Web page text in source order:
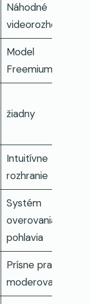
Náhodné
videorozhovory
Model
Freemium
žiadny
Intuitívne
rozhranie
Systém
overovania
pohlavia
Prísne pravidlá
moderovania